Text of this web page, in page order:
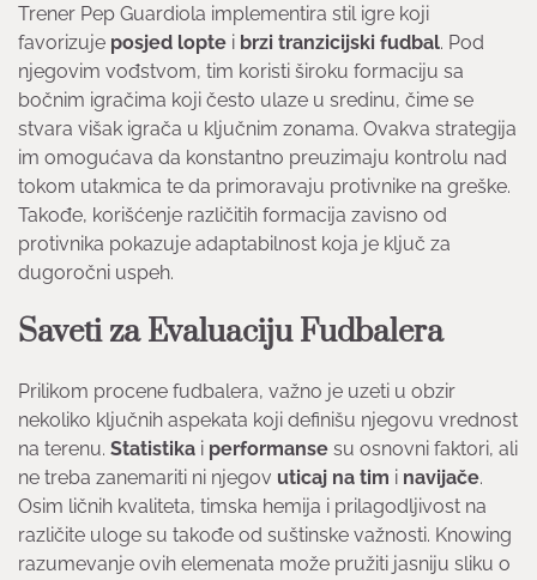
Trener Pep Guardiola implementira stil igre koji
favorizuje posjed lopte i brzi tranzicijski fudbal. Pod
njegovim vođstvom, tim koristi široku formaciju sa
bočnim igračima koji često ulaze u sredinu, čime se
stvara višak igrača u ključnim zonama. Ovakva strategija
im omogućava da konstantno preuzimaju kontrolu nad
tokom utakmica te da primoravaju protivnike na greške.
Takođe, korišćenje različitih formacija zavisno od
protivnika pokazuje adaptabilnost koja je ključ za
dugoročni uspeh.
Saveti za Evaluaciju Fudbalera
Prilikom procene fudbalera, važno je uzeti u obzir
nekoliko ključnih aspekata koji definišu njegovu vrednost
na terenu. Statistika i performanse su osnovni faktori, ali
ne treba zanemariti ni njegov uticaj na tim i navijače.
Osim ličnih kvaliteta, timska hemija i prilagodljivost na
različite uloge su takođe od suštinske važnosti. Knowing
razumevanje ovih elemenata može pružiti jasniju sliku o